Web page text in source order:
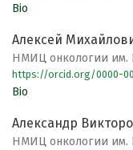
Bio
Алексей
НМИЦ онкологии им.
https://orcid.org/0000-
Bio
Александр
НМИЦ онкологии им.